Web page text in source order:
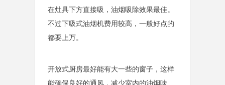
在灶具下方直接吸，油烟吸除效果最佳。
不过下吸式油烟机费用较高，一般好点的
都要上万。
开放式厨房最好能有大一些的窗子，这样
能确保良好的通风，减少室内的油烟味